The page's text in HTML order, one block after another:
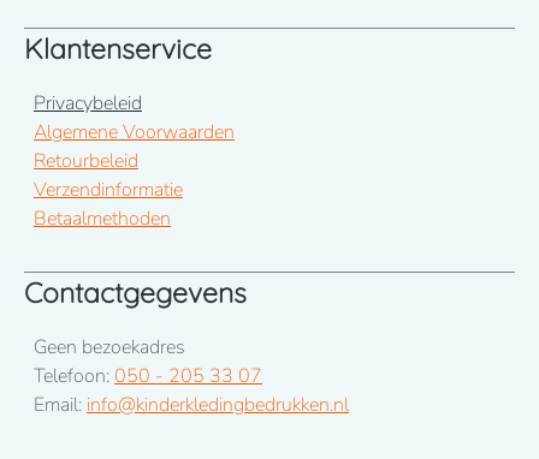
Klantenservice
Privacybeleid
Algemene Voorwaarden
Retourbeleid
Verzendinformatie
Betaalmethoden
Contactgegevens
Geen bezoekadres
Telefoon: 050 - 205 33 07
Email: info@kinderkledingbedrukken.nl